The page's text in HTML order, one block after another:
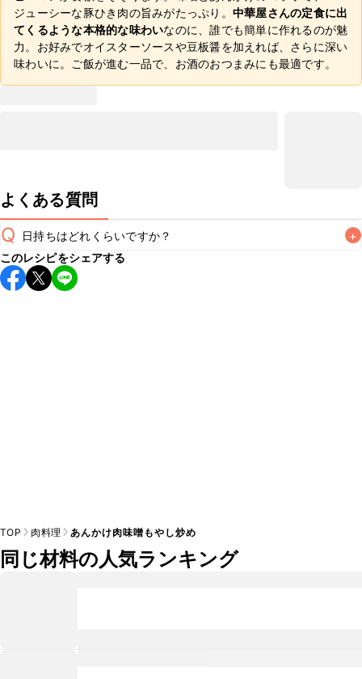
ジューシーな豚ひき肉の旨みがたっぷり。 中華屋さんの定食に出
てくるような本格的な味わいなのに、誰でも簡単に作れるのが魅
力。お好みでオイスターソースや豆板醤を加えれば、さらに深い
味わいに。ご飯が進む一品で、お酒のおつまみにも最適です。
よくある質問
Q 日持ちはどれくらいですか？ +
保存期間は冷蔵で翌日中が目安です。なるべくお早めにお召
し上がりください。
このレシピをシェアする
TOP 肉料理 あんかけ肉味噌もやし炒め
同じ材料の人気ランキング